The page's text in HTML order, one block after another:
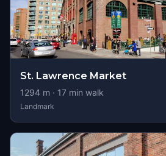
St. Lawrence Market
1294 m · 17 min walk
Landmark